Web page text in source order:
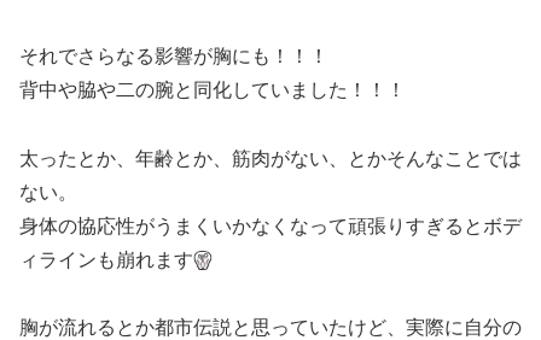
それでさらなる影響が胸にも！！！
背中や脇や二の腕と同化していました！！！
太ったとか、年齢とか、筋肉がない、とかそんなことでは
ない。
身体の協応性がうまくいかなくなって頑張りすぎるとボデ
ィラインも崩れます
胸が流れるとか都市伝説と思っていたけど、実際に自分の